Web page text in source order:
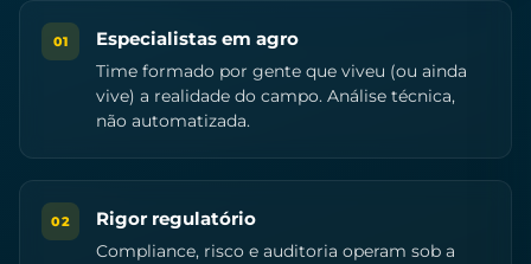
01 Especialistas em agro
Time formado por gente que viveu (ou ainda
vive) a realidade do campo. Análise técnica,
não automatizada.
02 Rigor regulatório
Compliance, risco e auditoria operam sob a